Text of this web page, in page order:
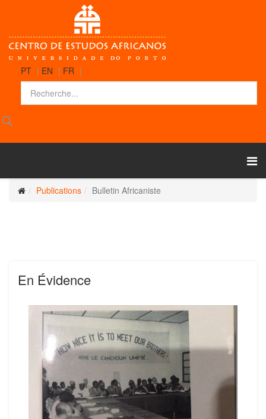
PT | EN | FR |
Publications Bulletin Africaniste
En Évidence